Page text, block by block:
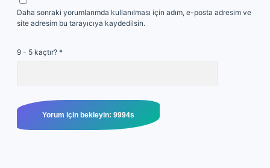
Daha sonraki yorumlarımda kullanılması için adım, e-posta adresim ve
site adresim bu tarayıcıya kaydedilsin.
9 - 5 kaçtır? *